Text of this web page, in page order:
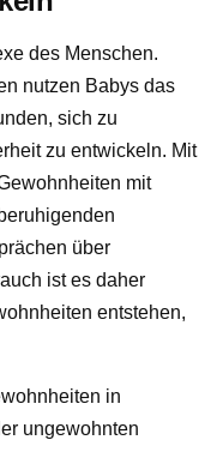
des Menschen.
nutzen Babys das
sich zu
zu entwickeln. Mit
mit
über
ist es daher
entstehen,
in
ungewohnten